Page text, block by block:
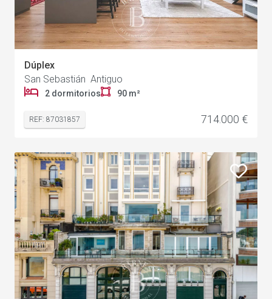
Dúplex
San Sebastián Antiguo
2 dormitorios 90 m²
REF: 87031857 714.000 €